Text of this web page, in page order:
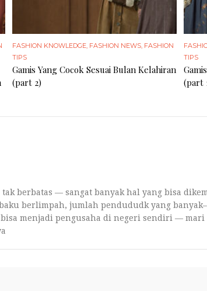
FASHION KNOWLEDGE, FASHION NEWS, FASHION
TIPS
Gamis Yang Cocok Sesuai Bulan Kelahiran
(part 2)
TIPS
(part
berbatas — sangat banyak hal yang bisa
berlimpah, jumlah pendududk yang
menjadi pengusaha di negeri sendiri —